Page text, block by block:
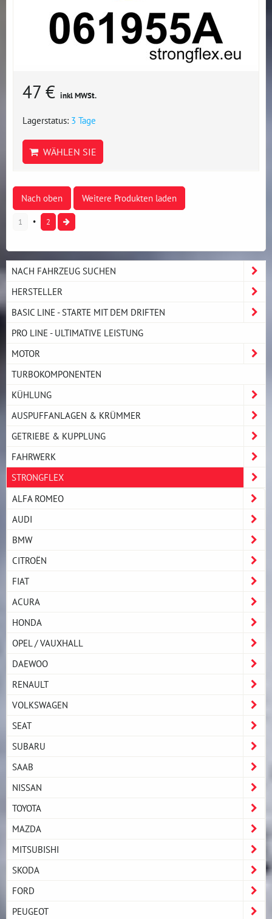
47 € inkl MWSt.
Lagerstatus: 3 Tage
WÄHLEN SIE
Nach oben Weitere Produkten laden
1 2
NACH FAHRZEUG SUCHEN
HERSTELLER
BASIC LINE - STARTE MIT DEM DRIFTEN
PRO LINE - ULTIMATIVE LEISTUNG
MOTOR
TURBOKOMPONENTEN
KÜHLUNG
AUSPUFFANLAGEN & KRÜMMER
GETRIEBE & KUPPLUNG
FAHRWERK
STRONGFLEX
ALFA ROMEO
AUDI
BMW
CITROËN
FIAT
ACURA
HONDA
OPEL / VAUXHALL
DAEWOO
RENAULT
VOLKSWAGEN
SEAT
SUBARU
SAAB
NISSAN
TOYOTA
MAZDA
MITSUBISHI
SKODA
FORD
PEUGEOT